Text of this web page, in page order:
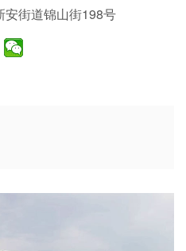
安街道锦山街198号